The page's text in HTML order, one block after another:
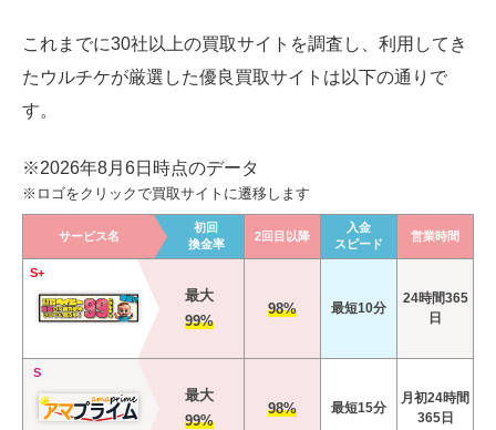
これまでに30社以上の買取サイトを調査し、利用してき
たウルチケが厳選した優良買取サイトは以下の通りで
す。
※2026年8月6日時点のデータ
※ロゴをクリックで買取サイトに遷移します
サービス名
初回
換金率
2回目以降
入金
スピード
営業時間
S+
最大
99%
98% 最短10分
24時間365
日
S
最大
99%
98% 最短15分
月初24時間
365日